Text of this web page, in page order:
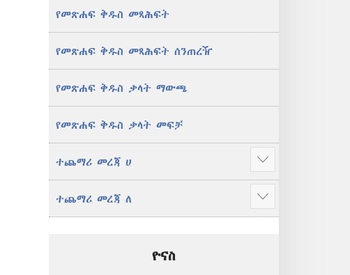
የመጽሐፍ ቅዱስ መጻሕፍት
የመጽሐፍ ቅዱስ መጻሕፍት ሰንጠረዥ
የመጽሐፍ ቅዱስ ቃላት ማውጫ
የመጽሐፍ ቅዱስ ቃላት መፍቻ
ተጨማሪ መረጃ ሀ
አሳይ
ተጨማሪ መረጃ ለ
አሳይ
ዮናስ